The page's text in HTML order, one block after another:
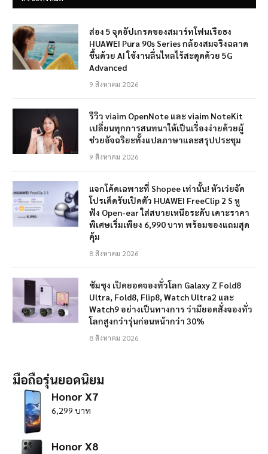
ส่อง 5 จุดอัปเกรดของสมาร์ทโฟนเรือธง
HUAWEI Pura 90s Series กล้องสมจริงฉลาด
ขึ้นด้วย AI ใช้งานลื่นไหลไร้สะดุดด้วย 5G
Advanced
9 สิงหาคม 2026
รีวิว viaim OpenNote และ viaim NoteKit
เปลี่ยนทุกการสนทนาให้เป็นเรื่องง่ายด้วยผู้
ช่วยอัจฉริยะทั้งแปลภาษาและสรุปประชุม
9 สิงหาคม 2026
แจกโค้ดเฉพาะที่ Shopee เท่านั้น! หัวเว่ยจัด
โปรเด็ดรับเปิดตัว HUAWEI FreeClip 2 S หู
ฟัง Open-ear ใส่สบายเหนือระดับ เคาะราคา
พิเศษเริ่มเพียง 6,990 บาท พร้อมของแถมสุด
คุ้ม
8 สิงหาคม 2026
ซัมซุง เปิดยอดจองทั่วโลก Galaxy Z Fold8
Ultra, Fold8, Flip8, Watch Ultra2 และ
Watch9 อย่างเป็นทางการ ว่ามียอดสั่งจองทั่ว
โลกสูงกว่ารุ่นก่อนหน้ากว่า 30%
8 สิงหาคม 2026
มือถือรุ่นยอดนิยม
Honor X7
6,299 บาท
Honor X8